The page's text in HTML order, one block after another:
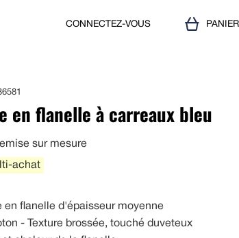
CONNECTEZ-VOUS PANIER
en flanelle à carreaux bleu
sur mesure
achat
en flanelle d'épaisseur moyenne
- Texture brossée, touché duveteux